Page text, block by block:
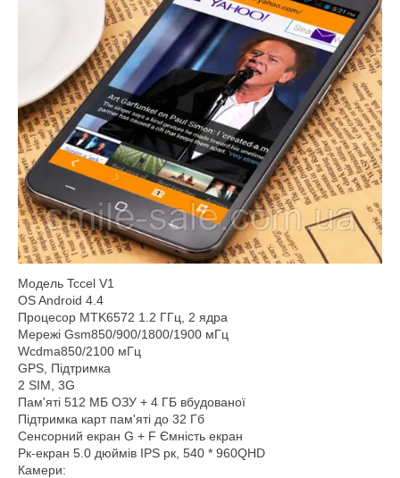
Модель Tccel V1
OS Android 4.4
Процесор MTK6572 1.2 ГГц, 2 ядра
Мережі Gsm850/900/1800/1900 мГц
Wcdma850/2100 мГц
GPS, Підтримка
2 SIM, 3G
Пам'яті 512 МБ ОЗУ + 4 ГБ вбудованої
Підтримка карт пам'яті до 32 Гб
Сенсорний екран G + F Ємність екран
Рк-екран 5.0 дюймів IPS рк, 540 * 960QHD
Камери: